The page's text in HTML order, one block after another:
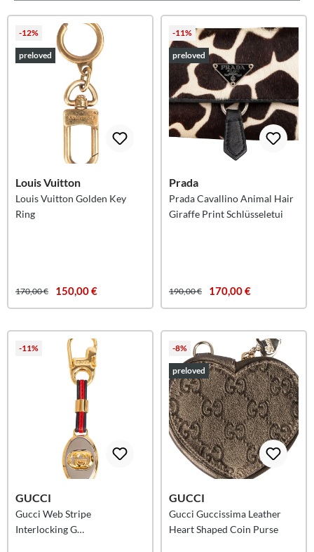
-12%
preloved
Louis Vuitton
Louis Vuitton Golden Key
Ring
170,00 € 150,00 €
-11%
preloved
Prada
Prada Cavallino Animal Hair
Giraffe Print Schlüsseletui
190,00 € 170,00 €
-11%
GUCCI
Gucci Web Stripe
Interlocking G
-8%
preloved
GUCCI
Gucci Guccissima Leather
Heart Shaped Coin Purse